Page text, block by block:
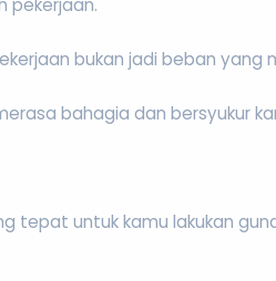
pekerjaan.
bukan jadi beban yang
bahagia dan bersyukur
tepat untuk kamu lakukan